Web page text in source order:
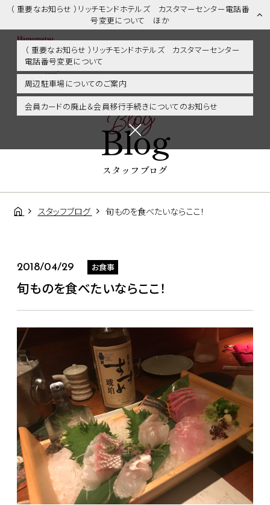
（ 重要なお知らせ ）リッチモンドホテルズ カスタマーセンター電話番
号変更について ほか
（ 重要なお知らせ ）リッチモンドホテルズ カスタマーセンター
電話番号変更について
周辺駐車場についてのご案内
会員カードの廃止＆会員移行手続きについてのお知らせ
スタッフブログ | 浜松市内・掛川・静岡エリアに好アクセス！リッチモ
ンドホテル浜松
Blog
Blog
スタッフブログ
スタッフブログ 旬ものを食べたいならここ！
2018/04/29 お食事
旬ものを食べたいならここ！